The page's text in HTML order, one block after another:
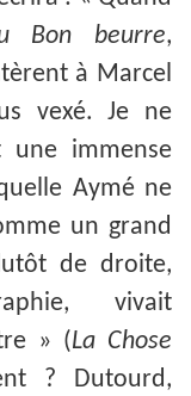
Bon beurre,
à Marcel
vexé. Je ne
une immense
Aymé ne
un grand
de droite,
vivait
» (La Chose
? Dutourd,